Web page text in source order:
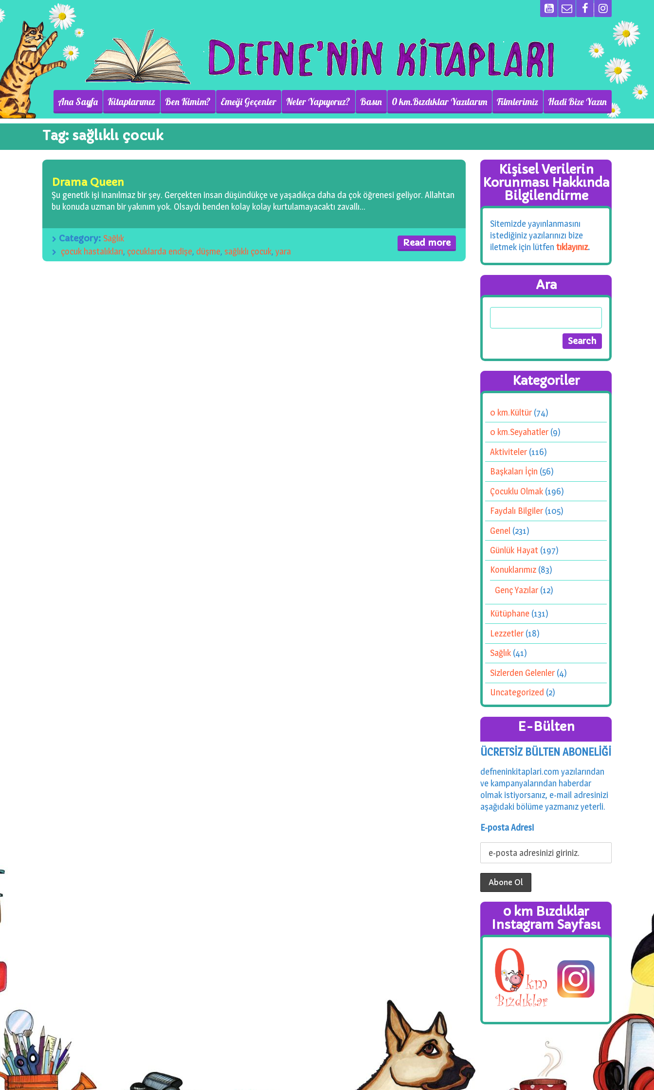
Ana Sayfa Kitaplarımız Ben Kimim? Emeği Geçenler Neler Yapıyoruz? Basın 0 km.Bızdıklar Yazılarım Filmlerimiz Hadi Bize Yazın
Tag: sağlıklı çocuk
Drama Queen
Şu genetik işi inanılmaz bir şey. Gerçekten insan düşündükçe ve yaşadıkça daha da çok öğrenesi geliyor. Allahtan
bu konuda uzman bir yakınım yok. Olsaydı benden kolay kolay kurtulamayacaktı zavallı…
Read more
Category: Sağlık
çocuk hastalıkları, çocuklarda endişe, düşme, sağlıklı çocuk, yara
Kişisel Verilerin
Korunması Hakkında
Bilgilendirme
Sitemizde yayınlanmasını
istediğiniz yazılarınızı bize
iletmek için lütfen tıklayınız.
Ara
Kategoriler
0 km.Kültür(74)
0 km.Seyahatler(9)
Aktiviteler(116)
Başkaları İçin (56)
Çocuklu Olmak (196)
Faydalı Bilgiler(105)
Genel (231)
Günlük Hayat (197)
Konuklarımız (83)
Genç Yazılar(12)
Kütüphane (131)
Lezzetler(18)
Sağlık (41)
Sizlerden Gelenler(4)
Uncategorized (2)
E-Bülten
ÜCRETSİZ BÜLTEN ABONELİĞİ
defneninkitaplari.com yazılarından
ve kampanyalarından haberdar
olmak istiyorsanız, e-mail adresinizi
aşağıdaki bölüme yazmanız yeterli.
E-posta Adresi
0 km Bızdıklar
Instagram Sayfası